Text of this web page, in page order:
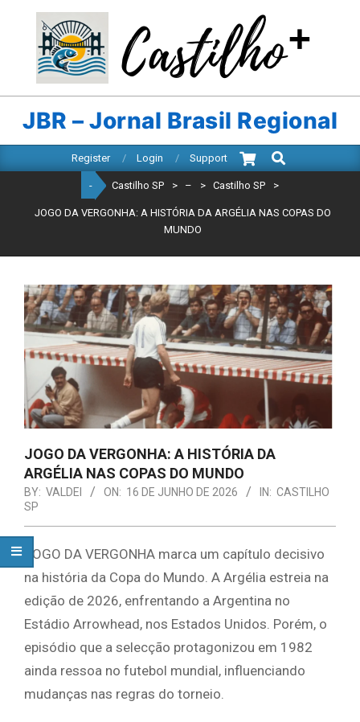
content
CASTILHO
SP
JBR – Jornal Brasil Regional
Navigation
Register Login Support
Search
- Castilho SP > – > Castilho SP >
JOGO DA VERGONHA: A HISTÓRIA DA ARGÉLIA NAS COPAS DO
MUNDO
JOGO DA VERGONHA: A HISTÓRIA DA
ARGÉLIA NAS COPAS DO MUNDO
BY: VALDEI ON: 16 DE JUNHO DE 2026 IN: CASTILHO
SP
JOGO DA VERGONHA marca um capítulo decisivo
na história da Copa do Mundo. A Argélia estreia na
edição de 2026, enfrentando a Argentina no
Estádio Arrowhead, nos Estados Unidos. Porém, o
episódio que a selecção protagonizou em 1982
ainda ressoa no futebol mundial, influenciando
mudanças nas regras do torneio.